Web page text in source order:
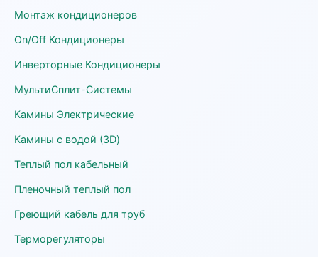
Монтаж кондиционеров
On/Off Кондиционеры
Инверторные Кондиционеры
МультиСплит-Системы
Камины Электрические
Камины с водой (3D)
Теплый пол кабельный
Пленочный теплый пол
Греющий кабель для труб
Терморегуляторы